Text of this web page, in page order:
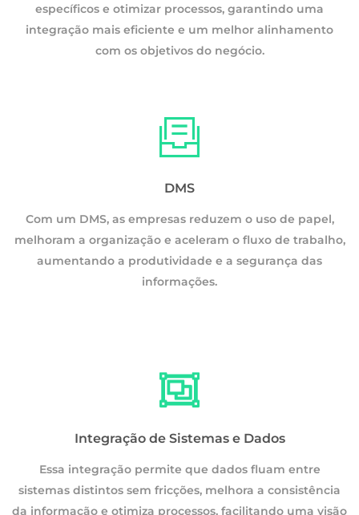
específicos e otimizar processos, garantindo uma
integração mais eficiente e um melhor alinhamento
com os objetivos do negócio.
DMS
Com um DMS, as empresas reduzem o uso de papel,
melhoram a organização e aceleram o fluxo de trabalho,
aumentando a produtividade e a segurança das
informações.
Integração de Sistemas e Dados
Essa integração permite que dados fluam entre
sistemas distintos sem fricções, melhora a consistência
da informação e otimiza processos, facilitando uma visão